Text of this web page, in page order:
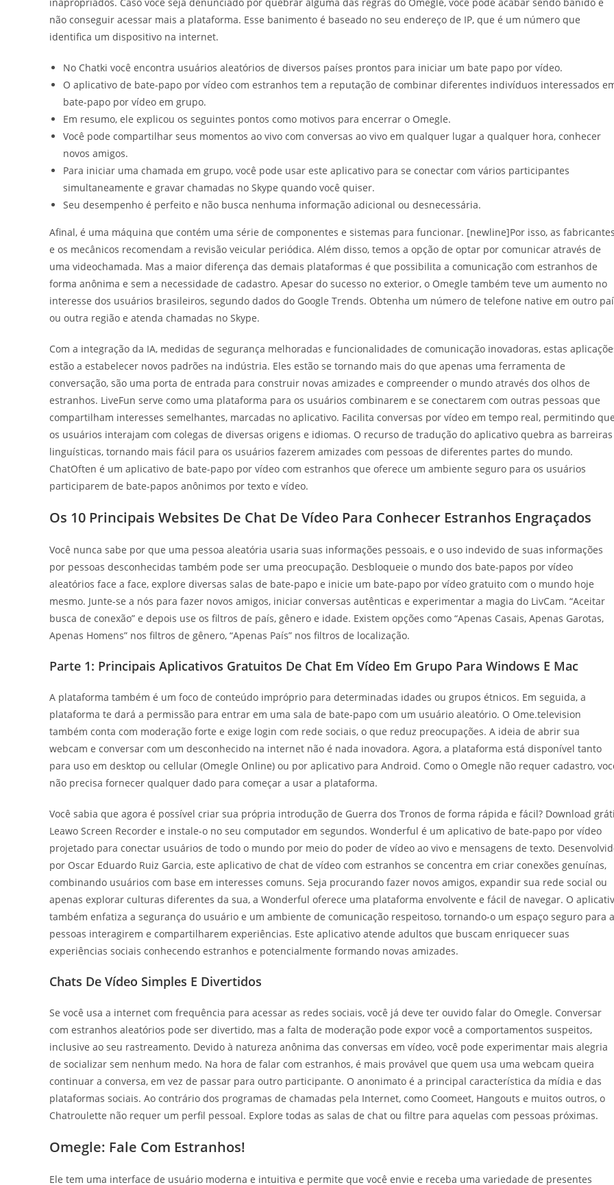
não conseguir acessar mais a plataforma. Esse banimento é baseado no seu endereço de IP, que é um número que
identifica um dispositivo na internet.
No Chatki você encontra usuários aleatórios de diversos países prontos para iniciar um bate papo por vídeo.
O aplicativo de bate-papo por vídeo com estranhos tem a reputação de combinar diferentes indivíduos interessados
bate-papo por vídeo em grupo.
Em resumo, ele explicou os seguintes pontos como motivos para encerrar o Omegle.
Você pode compartilhar seus momentos ao vivo com conversas ao vivo em qualquer lugar a qualquer hora, conhecer
novos amigos.
Para iniciar uma chamada em grupo, você pode usar este aplicativo para se conectar com vários participantes
simultaneamente e gravar chamadas no Skype quando você quiser.
Seu desempenho é perfeito e não busca nenhuma informação adicional ou desnecessária.
Afinal, é uma máquina que contém uma série de componentes e sistemas para funcionar. [newline]Por isso, as fabricantes
e os mecânicos recomendam a revisão veicular periódica. Além disso, temos a opção de optar por comunicar através de
uma videochamada. Mas a maior diferença das demais plataformas é que possibilita a comunicação com estranhos de
forma anônima e sem a necessidade de cadastro. Apesar do sucesso no exterior, o Omegle também teve um aumento no
interesse dos usuários brasileiros, segundo dados do Google Trends. Obtenha um número de telefone native em outro
ou outra região e atenda chamadas no Skype.
Com a integração da IA, medidas de segurança melhoradas e funcionalidades de comunicação inovadoras, estas
estão a estabelecer novos padrões na indústria. Eles estão se tornando mais do que apenas uma ferramenta de
conversação, são uma porta de entrada para construir novas amizades e compreender o mundo através dos olhos de
estranhos. LiveFun serve como uma plataforma para os usuários combinarem e se conectarem com outras pessoas que
compartilham interesses semelhantes, marcadas no aplicativo. Facilita conversas por vídeo em tempo real, permitindo que
os usuários interajam com colegas de diversas origens e idiomas. O recurso de tradução do aplicativo quebra as barreiras
linguísticas, tornando mais fácil para os usuários fazerem amizades com pessoas de diferentes partes do mundo.
ChatOften é um aplicativo de bate-papo por vídeo com estranhos que oferece um ambiente seguro para os usuários
participarem de bate-papos anônimos por texto e vídeo.
Os 10 Principais Websites De Chat De Vídeo Para Conhecer Estranhos Engraçados
Você nunca sabe por que uma pessoa aleatória usaria suas informações pessoais, e o uso indevido de suas informações
por pessoas desconhecidas também pode ser uma preocupação. Desbloqueie o mundo dos bate-papos por vídeo
aleatórios face a face, explore diversas salas de bate-papo e inicie um bate-papo por vídeo gratuito com o mundo hoje
mesmo. Junte-se a nós para fazer novos amigos, iniciar conversas autênticas e experimentar a magia do LivCam. “Aceitar
busca de conexão” e depois use os filtros de país, gênero e idade. Existem opções como “Apenas Casais, Apenas Garotas,
Apenas Homens” nos filtros de gênero, “Apenas País” nos filtros de localização.
Parte 1: Principais Aplicativos Gratuitos De Chat Em Vídeo Em Grupo Para Windows E Mac
A plataforma também é um foco de conteúdo impróprio para determinadas idades ou grupos étnicos. Em seguida, a
plataforma te dará a permissão para entrar em uma sala de bate-papo com um usuário aleatório. O Ome.television
também conta com moderação forte e exige login com rede sociais, o que reduz preocupações. A ideia de abrir sua
webcam e conversar com um desconhecido na internet não é nada inovadora. Agora, a plataforma está disponível tanto
para uso em desktop ou cellular (Omegle Online) ou por aplicativo para Android. Como o Omegle não requer cadastro,
não precisa fornecer qualquer dado para começar a usar a plataforma.
Você sabia que agora é possível criar sua própria introdução de Guerra dos Tronos de forma rápida e fácil? Download
Leawo Screen Recorder e instale-o no seu computador em segundos. Wonderful é um aplicativo de bate-papo por vídeo
projetado para conectar usuários de todo o mundo por meio do poder de vídeo ao vivo e mensagens de texto.
por Oscar Eduardo Ruiz Garcia, este aplicativo de chat de vídeo com estranhos se concentra em criar conexões genuínas,
combinando usuários com base em interesses comuns. Seja procurando fazer novos amigos, expandir sua rede social ou
apenas explorar culturas diferentes da sua, a Wonderful oferece uma plataforma envolvente e fácil de navegar. O
também enfatiza a segurança do usuário e um ambiente de comunicação respeitoso, tornando-o um espaço seguro para
pessoas interagirem e compartilharem experiências. Este aplicativo atende adultos que buscam enriquecer suas
experiências sociais conhecendo estranhos e potencialmente formando novas amizades.
Chats De Vídeo Simples E Divertidos
Se você usa a internet com frequência para acessar as redes sociais, você já deve ter ouvido falar do Omegle. Conversar
com estranhos aleatórios pode ser divertido, mas a falta de moderação pode expor você a comportamentos suspeitos,
inclusive ao seu rastreamento. Devido à natureza anônima das conversas em vídeo, você pode experimentar mais alegria
de socializar sem nenhum medo. Na hora de falar com estranhos, é mais provável que quem usa uma webcam queira
continuar a conversa, em vez de passar para outro participante. O anonimato é a principal característica da mídia e das
plataformas sociais. Ao contrário dos programas de chamadas pela Internet, como Coomeet, Hangouts e muitos outros, o
Chatroulette não requer um perfil pessoal. Explore todas as salas de chat ou filtre para aquelas com pessoas próximas.
Omegle: Fale Com Estranhos!
Ele tem uma interface de usuário moderna e intuitiva e permite que você envie e receba uma variedade de presentes